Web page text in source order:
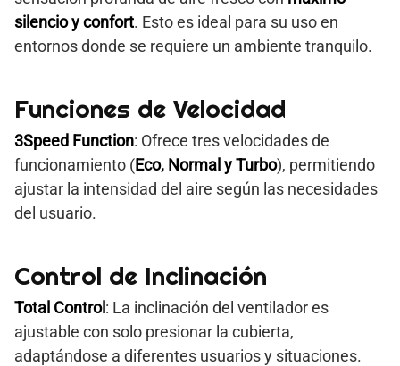
silencio y confort. Esto es ideal para su uso en
entornos donde se requiere un ambiente tranquilo.
Funciones de Velocidad
3Speed Function: Ofrece tres velocidades de
funcionamiento (Eco, Normal y Turbo), permitiendo
ajustar la intensidad del aire según las necesidades
del usuario.
Control de Inclinación
Total Control: La inclinación del ventilador es
ajustable con solo presionar la cubierta,
adaptándose a diferentes usuarios y situaciones.